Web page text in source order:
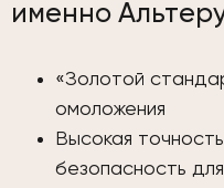
именно
«Золотой
омоложения
Высокая
безопасность